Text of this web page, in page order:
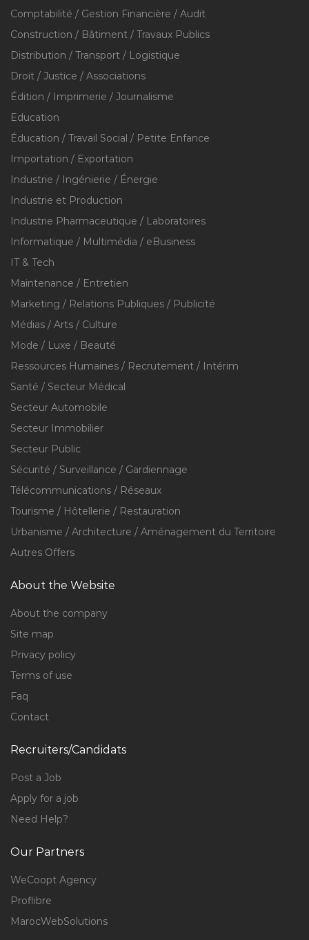
Comptabilité / Gestion Financière / Audit
Construction / Bâtiment / Travaux Publics
Distribution / Transport / Logistique
Droit / Justice / Associations
Édition / Imprimerie / Journalisme
Education
Éducation / Travail Social / Petite Enfance
Importation / Exportation
Industrie / Ingénierie / Énergie
Industrie et Production
Industrie Pharmaceutique / Laboratoires
Informatique / Multimédia / eBusiness
IT & Tech
Maintenance / Entretien
Marketing / Relations Publiques / Publicité
Médias / Arts / Culture
Mode / Luxe / Beauté
Ressources Humaines / Recrutement / Intérim
Santé / Secteur Médical
Secteur Automobile
Secteur Immobilier
Secteur Public
Sécurité / Surveillance / Gardiennage
Télécommunications / Réseaux
Tourisme / Hôtellerie / Restauration
Urbanisme / Architecture / Aménagement du Territoire
Autres Offers
About the Website
About the company
Site map
Privacy policy
Terms of use
Faq
Contact
Recruiters/Candidats
Post a Job
Apply for a job
Need Help?
Our Partners
WeCoopt Agency
Proflibre
MarocWebSolutions